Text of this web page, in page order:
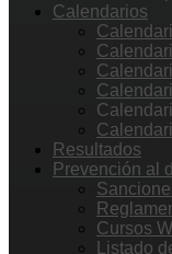
Calendarios
Resultados
Prevención al
Cursos
Listado